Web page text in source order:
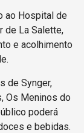
ao Hospital de
de La Salette,
e acolhimento
de Synger,
Os Meninos do
poderá
e bebidas.